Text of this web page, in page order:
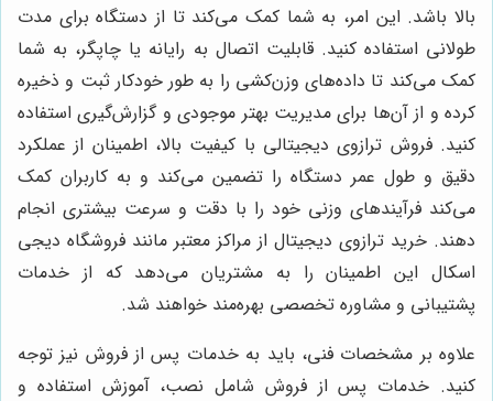
بالا باشد. این امر، به شما کمک می‌کند تا از دستگاه برای مدت
طولانی استفاده کنید. قابلیت اتصال به رایانه یا چاپگر، به شما
کمک می‌کند تا داده‌های وزن‌کشی را به طور خودکار ثبت و ذخیره
کرده و از آن‌ها برای مدیریت بهتر موجودی و گزارش‌گیری استفاده
کنید. فروش ترازوی دیجیتالی با کیفیت بالا، اطمینان از عملکرد
دقیق و طول عمر دستگاه را تضمین می‌کند و به کاربران کمک
می‌کند فرآیندهای وزنی خود را با دقت و سرعت بیشتری انجام
دهند. خرید ترازوی دیجیتال از مراکز معتبر مانند فروشگاه دیجی
اسکال این اطمینان را به مشتریان می‌دهد که از خدمات
پشتیبانی و مشاوره تخصصی بهره‌مند خواهند شد.
علاوه بر مشخصات فنی، باید به خدمات پس از فروش نیز توجه
کنید. خدمات پس از فروش شامل نصب، آموزش استفاده و